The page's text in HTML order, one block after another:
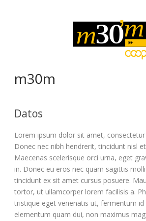
m30m
Datos
Lorem ipsum dolor sit amet, consectetur
Donec nec nibh hendrerit, tincidunt nisl
Maecenas scelerisque orci urna, eget
in. Donec eu eros nec quam sagittis
tincidunt ex sit amet cursus posuere.
tortor, ut ullamcorper lorem facilisis a.
tristique eget venenatis ut, fermentum id
elementum quam dui, non maximus